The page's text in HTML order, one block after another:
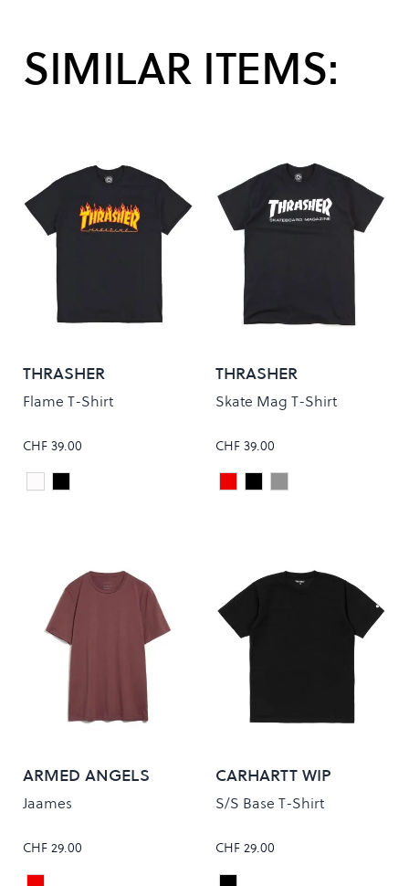
SIMILAR ITEMS:
THRASHER
Flame T-Shirt
CHF 39.00
Colour
WhiteBlack
THRASHER
Skate Mag T-Shirt
CHF 39.00
Colour
Maroon
BlackGrey
ARMED ANGELS
Jaames
CHF 29.00
CARHARTT WIP
S/S Base T-Shirt
CHF 29.00